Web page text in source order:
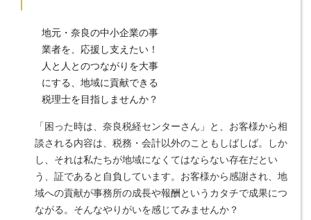
地元・奈良の中小企業の事
業者を、応援し支えたい！
人と人とのつながりを大事
にする、地域に貢献できる
税理士を目指しませんか？
「困った時は、奈良税経センターさん」と、お客様から相
談される内容は、税務・会計以外のこともしばしば。しか
し、それは私たちが地域になくてはならない存在だとい
う、証であると自負しています。お客様から感謝され、地
域への貢献が事務所の成長や報酬というカタチで成果につ
ながる。そんなやりがいを感じてみませんか？